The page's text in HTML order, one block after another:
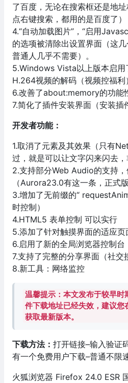
了百度，无论在搜索框还是地
点右键搜索，都用的是百度了）
4.“自动加载图片”，“启用
的选项被清除出设置界面（这
普通人几乎不需要）。
5.Windows Vista以上版本启用
H.264视频的解码（视频控福利）
6.改善了about:memory的功能
7.简化了插件安装界面（安装插
开发者功能：
1.取消了元素及其效果（只有
过，就是可以让文字闪来闪去，
2.支持部分Web Audio的支持
（Aurora23.0有这一条，正式
3.增加了无前缀的“
时控制）
4.HTML5 表单控制 可以实行
5.添加了针对触摸界面的适应页
6.启用了新的全局浏览器控制台
7.支持了完整的分享界面（社交
8.新工具：网络监控
温馨提示：本文发布于较早
件下载地址已经失效，建议您
获取最新版本。
下载方法： 打开链接–输入验证
有一个免费用户下载–普通不限
火狐浏览器 Firefox 24.0 ESR